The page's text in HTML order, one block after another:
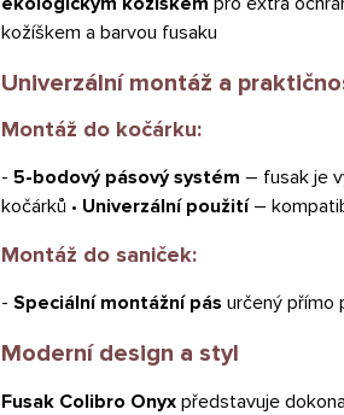
kožíškem a barvou fusaku
Univerzální montáž a
Montáž do kočárku:
- 5-bodový pásový systém – fusak je
kočárků • Univerzální použití –
Montáž do saniček:
- Speciální montážní pás určený přímo
Moderní design a styl
Fusak Colibro Onyx představuje